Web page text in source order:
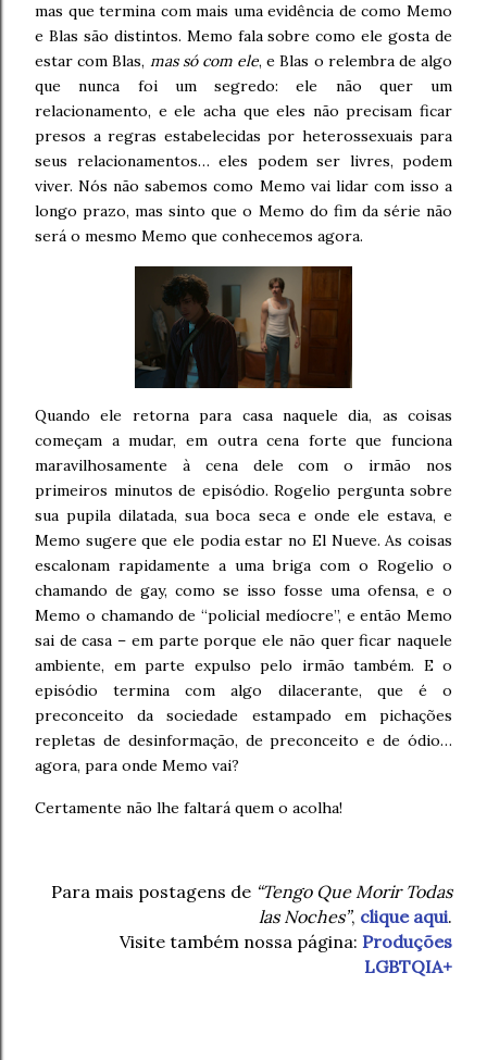
mas que termina com mais uma evidência de como Memo
e Blas são distintos. Memo fala sobre como ele gosta de
estar com Blas, mas só com ele, e Blas o relembra de algo
que nunca foi um segredo: ele não quer um
relacionamento, e ele acha que eles não precisam ficar
presos a regras estabelecidas por heterossexuais para
seus relacionamentos… eles podem ser livres, podem
viver. Nós não sabemos como Memo vai lidar com isso a
longo prazo, mas sinto que o Memo do fim da série não
será o mesmo Memo que conhecemos agora.
Quando ele retorna para casa naquele dia, as coisas
começam a mudar, em outra cena forte que funciona
maravilhosamente à cena dele com o irmão nos
primeiros minutos de episódio. Rogelio pergunta sobre
sua pupila dilatada, sua boca seca e onde ele estava, e
Memo sugere que ele podia estar no El Nueve. As coisas
escalonam rapidamente a uma briga com o Rogelio o
chamando de gay, como se isso fosse uma ofensa, e o
Memo o chamando de “policial medíocre”, e então Memo
sai de casa – em parte porque ele não quer ficar naquele
ambiente, em parte expulso pelo irmão também. E o
episódio termina com algo dilacerante, que é o
preconceito da sociedade estampado em pichações
repletas de desinformação, de preconceito e de ódio…
agora, para onde Memo vai?
Certamente não lhe faltará quem o acolha!
Para mais postagens de “Tengo Que Morir Todas
las Noches”, clique aqui.
Visite também nossa página: Produções
LGBTQIA+